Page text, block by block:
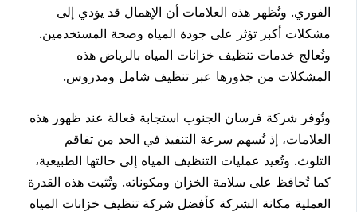
الفوري. وتُظهر هذه العلامات أن الإهمال قد يؤدي إلى
مشكلات أكبر تؤثر على جودة المياه وصحة المستخدمين.
وتُعالج خدمات تنظيف خزانات المياه بالرياض هذه
المشكلات من جذورها عبر تنظيف شامل ومدروس.
وتُوفر شركة فرسان الجنوب استجابة فعالة عند ظهور هذه
العلامات، إذ تُسهم سرعة التنفيذ في الحد من تفاقم
التلوث. وتُعيد عمليات التنظيف المياه إلى حالتها الطبيعية،
كما تُحافظ على سلامة الخزان ومكوناته. وتُثبت هذه القدرة
العملية مكانة الشركة كأفضل شركة تنظيف خزانات المياه